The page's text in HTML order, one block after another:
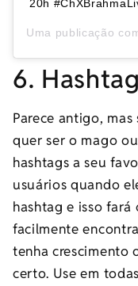
20h
Uma publicação
6.
Parece antigo,
quer ser o mago
hashtags a seu
usuários quando
hashtag e isso fará
facilmente
tenha crescimento
certo. Use em